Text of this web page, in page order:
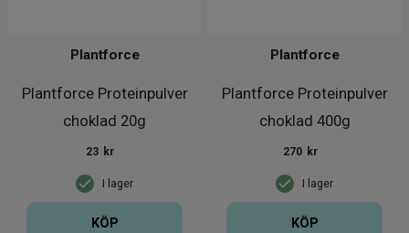
Plantforce Proteinpulver
choklad 20g
Plantforce
I lager
23 kr
KÖP
Plantforce Proteinpulver
choklad 400g
Plantforce
I lager
270 kr
KÖP